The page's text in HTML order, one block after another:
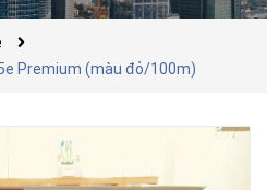
Premium (màu đỏ/100m)